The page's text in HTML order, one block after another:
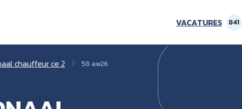
VACATURES 841
chauffeur ce 2 58 aw26